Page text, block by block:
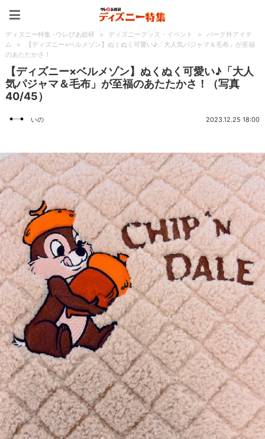
ディズニー特集 -ウレぴあ総研 > ディズニーグッズ・イベント >
パーク外アイテ
ム
>
【ディズニー×ベルメゾン】ぬくぬく可愛い♪「大人気パジャマ＆毛布」が至福
のあたたかさ！
【ディズニー×ベルメゾン】ぬくぬく可愛い♪「大人
気パジャマ＆毛布」が至福のあたたかさ！（写真
40/45）
いの 2023.12.25 18:00